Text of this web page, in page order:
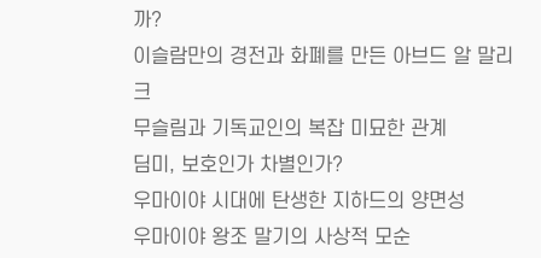
까?
이슬람만의 경전과 화폐를 만든 아브드 알 말리
크
무슬림과 기독교인의 복잡 미묘한 관계
딤미, 보호인가 차별인가?
우마이야 시대에 탄생한 지하드의 양면성
우마이야 왕조 말기의 사상적 모순